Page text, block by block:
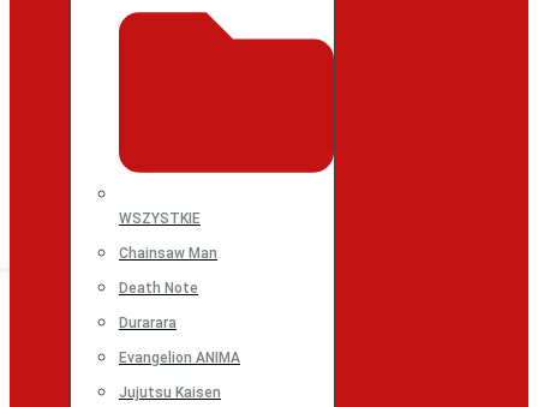
WSZYSTKIE
Chainsaw Man
Death Note
Durarara
Evangelion ANIMA
Jujutsu Kaisen